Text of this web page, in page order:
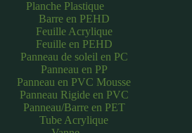
Planche Plastique
Barre en PEHD
Feuille Acrylique
Feuille en PEHD
Panneau de soleil en PC
Panneau en PP
Panneau en PVC Mousse
Panneau Rigide en PVC
Panneau/Barre en PET
Tube Acrylique